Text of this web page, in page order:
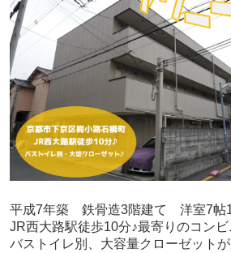
平成7年築　鉄骨造3階建て　洋室7帖
JR西大路駅徒歩10分♪最寄りのコン
バストイレ別、大容量クローゼット